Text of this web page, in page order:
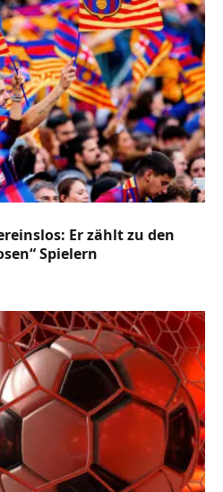
Er zählt zu den
Spielern